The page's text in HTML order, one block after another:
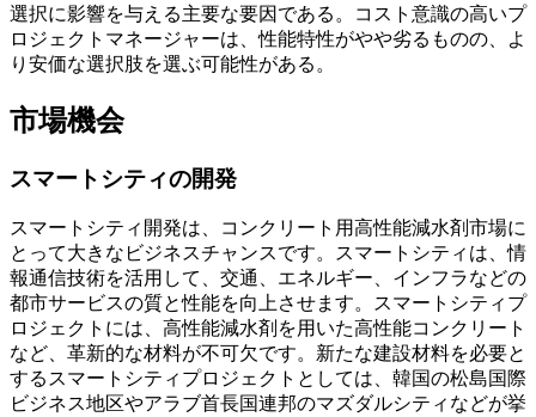
選択に影響を与える主要な要因である。コスト意識の高いプ
ロジェクトマネージャーは、性能特性がやや劣るものの、よ
り安価な選択肢を選ぶ可能性がある。
市場機会
スマートシティの開発
スマートシティ開発は、コンクリート用高性能減水剤市場に
とって大きなビジネスチャンスです。スマートシティは、情
報通信技術を活用して、交通、エネルギー、インフラなどの
都市サービスの質と性能を向上させます。スマートシティプ
ロジェクトには、高性能減水剤を用いた高性能コンクリート
など、革新的な材料が不可欠です。新たな建設材料を必要と
するスマートシティプロジェクトとしては、韓国の松島国際
ビジネス地区やアラブ首長国連邦のマズダルシティなどが挙